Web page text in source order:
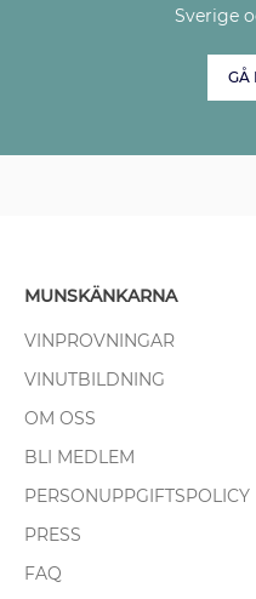
Sverige
GÅ
MUNSKÄNKARNA
VINPROVNINGAR
VINUTBILDNING
OM OSS
BLI MEDLEM
PERSONUPPGIFTSPOLICY
PRESS
FAQ